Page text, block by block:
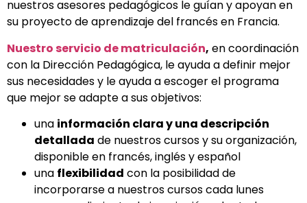
nuestros asesores pedagógicos le guían y apoyan en
su proyecto de aprendizaje del francés en Francia.
Nuestro servicio de matriculación, en coordinación
con la Dirección Pedagógica, le ayuda a definir mejor
sus necesidades y le ayuda a escoger el programa
que mejor se adapte a sus objetivos:
una información clara y una descripción
detallada de nuestros cursos y su organización,
disponible en francés, inglés y español
una flexibilidad con la posibilidad de
incorporarse a nuestros cursos cada lunes